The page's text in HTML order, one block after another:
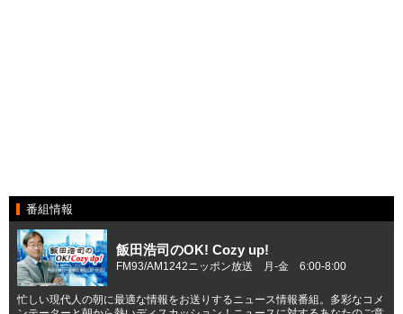
番組情報
飯田浩司のOK! Cozy up!
FM93/AM1242ニッポン放送 月-金 6:00-8:00
忙しい現代人の朝に最適な情報をお送りするニュース情報番組。多彩なコメ